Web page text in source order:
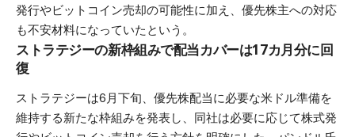
発行やビットコイン売却の可能性に加え、優先株主への対応
も不安材料になっていたという。
ストラテジーの新枠組みで配当カバーは17カ月分に回
復
ストラテジーは6月下旬、優先株配当に必要な米ドル準備を
維持する新たな枠組みを発表し、同社は必要に応じて株式発